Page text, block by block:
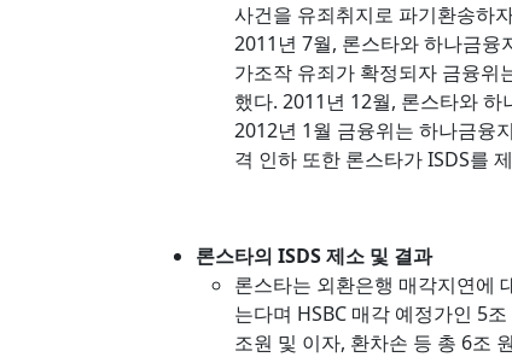
사건을 유죄취지로 파기환송하
2011년 7월, 론스타와 하나금융
가조작 유죄가 확정되자 금융위
했다. 2011년 12월, 론스타와
2012년 1월 금융위는 하나금융
격 인하 또한 론스타가 ISDS를
론스타의 ISDS 제소 및 결과
론스타는 외환은행 매각지연에
는다며 HSBC 매각 예정가인 5
조원 및 이자, 환차손 등 총 6조